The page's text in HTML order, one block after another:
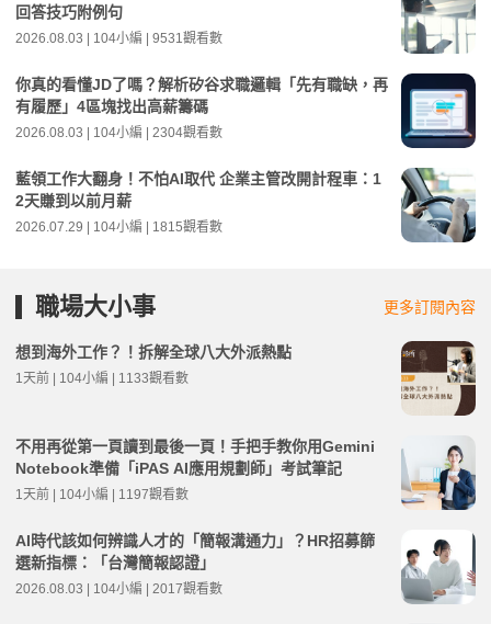
回答技巧附例句
2026.08.03 | 104小編 | 9531觀看數
你真的看懂JD了嗎？解析矽谷求職邏輯「先有職缺，再
有履歷」4區塊找出高薪籌碼
2026.08.03 | 104小編 | 2304觀看數
藍領工作大翻身！不怕AI取代 企業主管改開計程車：1
2天賺到以前月薪
2026.07.29 | 104小編 | 1815觀看數
職場大小事 更多訂閱內容
想到海外工作？！拆解全球八大外派熱點
1天前 | 104小編 | 1133觀看數
不用再從第一頁讀到最後一頁！手把手教你用Gemini
Notebook準備「iPAS AI應用規劃師」考試筆記
1天前 | 104小編 | 1197觀看數
AI時代該如何辨識人才的「簡報溝通力」？HR招募篩
選新指標：「台灣簡報認證」
2026.08.03 | 104小編 | 2017觀看數